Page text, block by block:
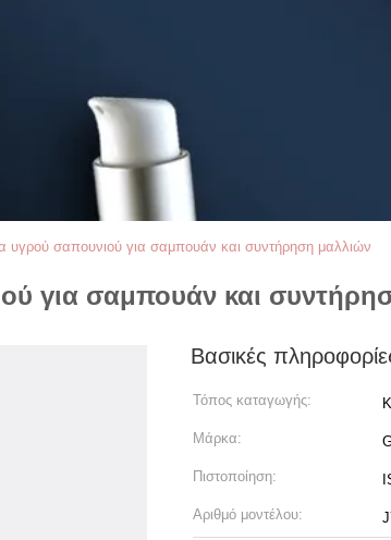
υγρού σαπουνιού για σαμπουάν και συντήρηση μαλλιών
για σαμπουάν και
Βασικές
Τόπος καταγωγής:
Μάρκα:
Πιστοποίηση:
Αριθμό μοντέλου: